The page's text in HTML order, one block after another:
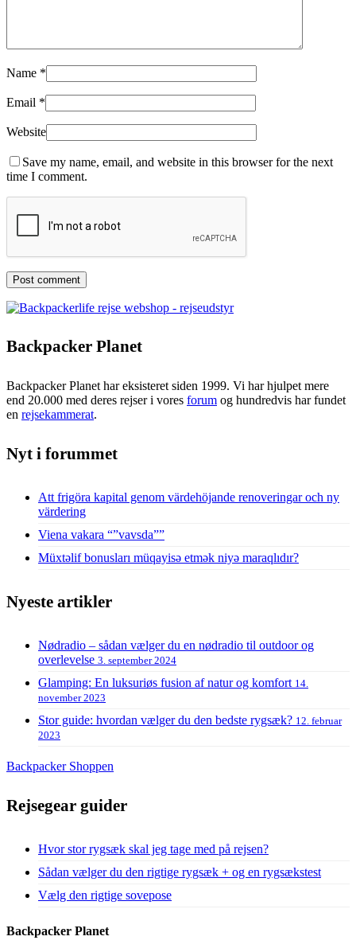
Name *
Email *
Website
Save my name, email, and website in this browser for the next
time I comment.
Backpacker Planet
Backpacker Planet har eksisteret siden 1999. Vi har hjulpet mere
end 20.000 med deres rejser i vores forum og hundredvis har fundet
en rejsekammerat.
Nyt i forummet
Att frigöra kapital genom värdehöjande renoveringar och ny
värdering
Viena vakara “”vavsda””
Müxtəlif bonusları müqayisə etmək niyə maraqlıdır?
Nyeste artikler
Nødradio – sådan vælger du en nødradio til outdoor og
overlevelse 3. september 2024
Glamping: En luksuriøs fusion af natur og komfort 14.
november 2023
Stor guide: hvordan vælger du den bedste rygsæk? 12. februar
2023
Backpacker Shoppen
Rejsegear guider
Hvor stor rygsæk skal jeg tage med på rejsen?
Sådan vælger du den rigtige rygsæk + og en rygsækstest
Vælg den rigtige sovepose
Backpacker Planet